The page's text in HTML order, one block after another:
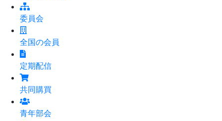
委員会
全国の会員
定期配信
共同購買
青年部会